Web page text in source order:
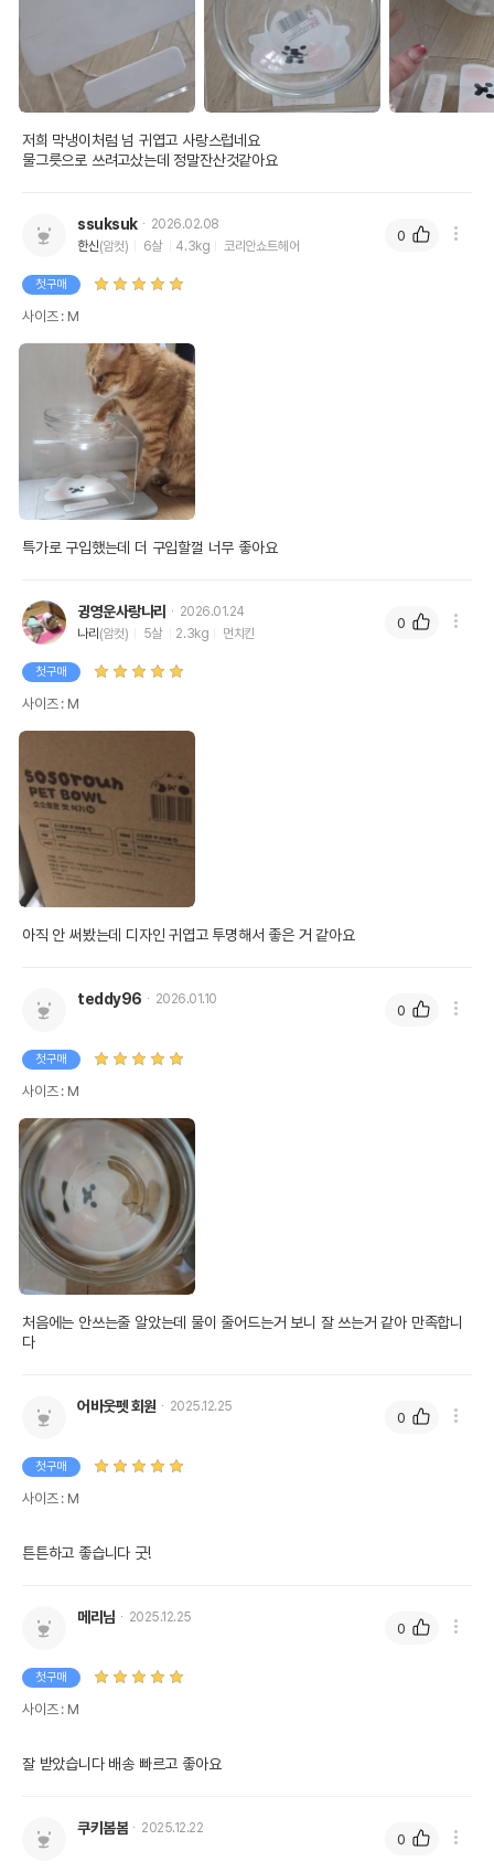
저희 막냉이처럼 넘 귀엽고 사랑스럽네요
물그릇으로 쓰려고샀는데 정말잔산것같아요
ssuksuk
2026.02.08
한신(암컷) 6살 4.3kg 코리안쇼트헤어
첫구매
사이즈 : M
특가로 구입했는데 더 구입할껄 너무 좋아요
0
귕영운사랑나리
2026.01.24
나리 (암컷) 5살 2.3kg 먼치킨
첫구매
사이즈 : M
아직 안 써봤는데 디자인 귀엽고 투명해서 좋은 거 같아요
0
teddy96 2026.01.10
첫구매
사이즈 : M
처음에는 안쓰는줄 알았는데 물이 줄어드는거 보니 잘 쓰는거 같아 만족합니
다
0
어바웃펫 회원 2025.12.25
첫구매
사이즈 : M
튼튼하고 좋습니다 굿!
0
메리님 2025.12.25
첫구매
사이즈 : M
잘 받았습니다 배송 빠르고 좋아요
0
쿠키봄봄 2025.12.22
0